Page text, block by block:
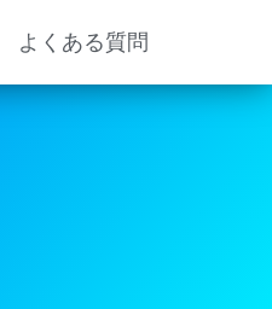
よくある質問